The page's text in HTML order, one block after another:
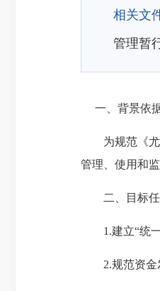
相关文
管理暂
一、背景依
为规范《尤
管理、使用和
二、目标
1.建立“统一
2.规范资金发